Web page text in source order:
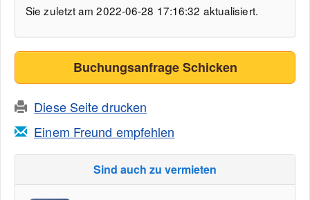
Sie zuletzt am 2022-06-28 17:16:32 aktualisiert.
Buchungsanfrage Schicken
Diese Seite drucken
Einem Freund empfehlen
Sind auch zu vermieten